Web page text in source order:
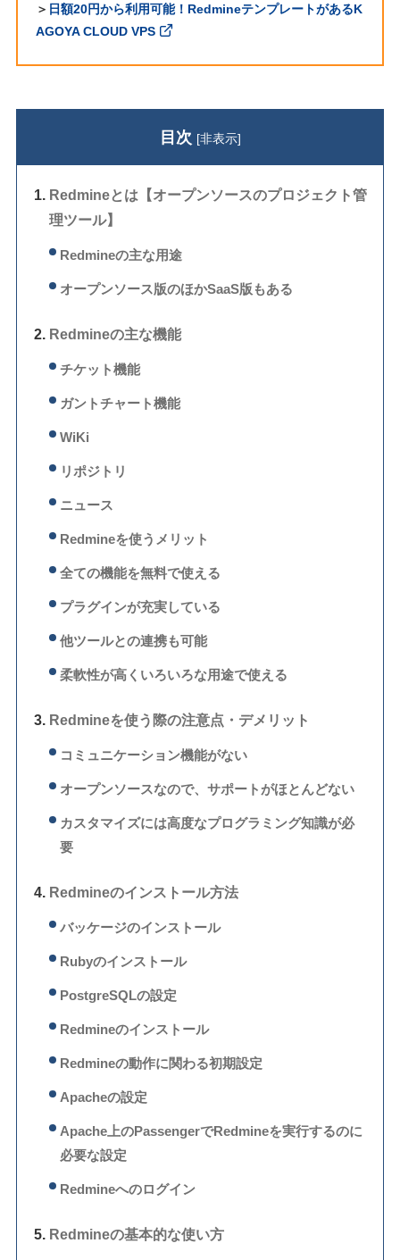
＞ 日額20円から利用可能！RedmineテンプレートがあるK
AGOYA CLOUD VPS
目次 [非表示]
Redmineとは【オープンソースのプロジェクト管
理ツール】
Redmineの主な用途
オープンソース版のほかSaaS版もある
Redmineの主な機能
チケット機能
ガントチャート機能
WiKi
リポジトリ
ニュース
Redmineを使うメリット
全ての機能を無料で使える
プラグインが充実している
他ツールとの連携も可能
柔軟性が高くいろいろな用途で使える
Redmineを使う際の注意点・デメリット
コミュニケーション機能がない
オープンソースなので、サポートがほとんどない
カスタマイズには高度なプログラミング知識が必
要
Redmineのインストール方法
バッケージのインストール
Rubyのインストール
PostgreSQLの設定
Redmineのインストール
Redmineの動作に関わる初期設定
Apacheの設定
Apache上のPassengerでRedmineを実行するのに
必要な設定
Redmineへのログイン
Redmineの基本的な使い方